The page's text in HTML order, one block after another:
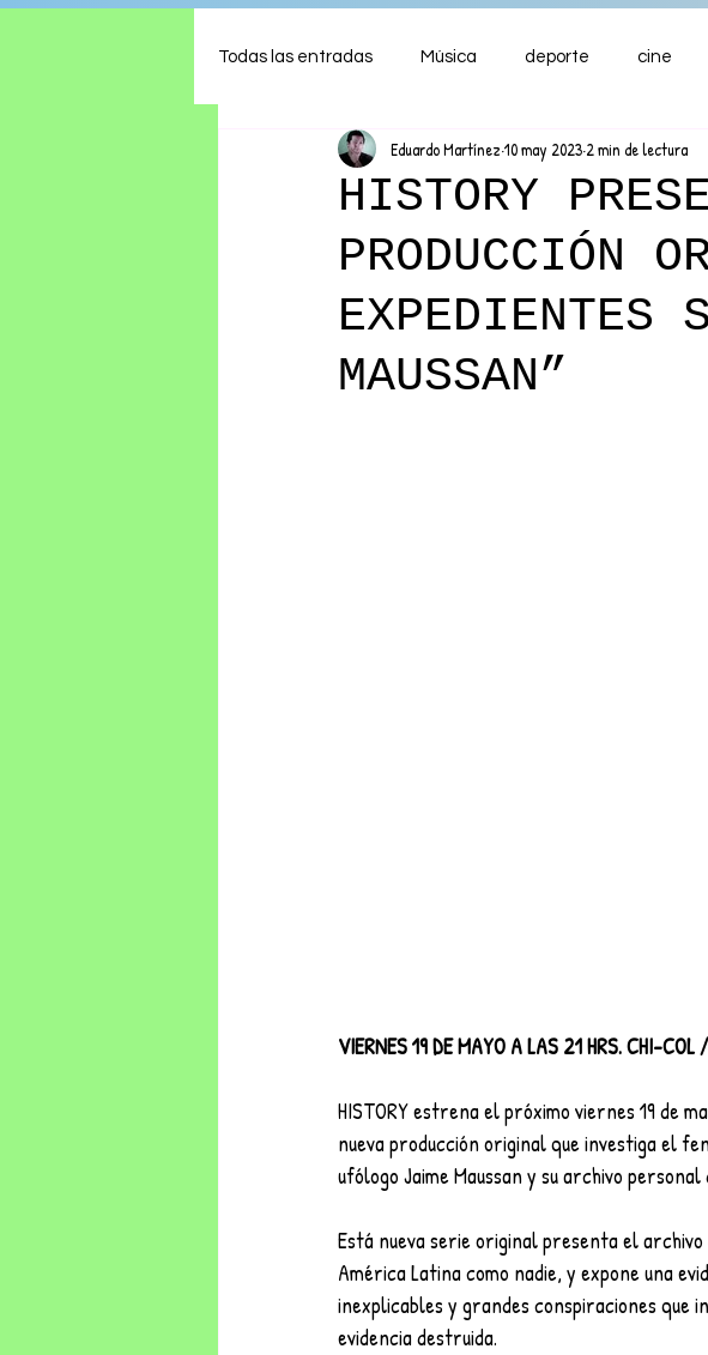
Todas las entradas Música deporte cine
Shows Comida
Ambiente Hogar Finanzas
HISTORY
PRODUCCIÓN
EXPEDIENTES
MAUSSAN”
Eduardo Martínez 10 may 2023 2 min de lectura
VIERNES 19 DE MAYO A LAS 21 HRS. CHI-
HISTORY estrena el próximo viernes 19 de
nueva producción original que investiga el
ufólogo Jaime Maussan y su archivo
Está nueva serie original presenta el archivo
América Latina como nadie, y expone una
inexplicables y grandes conspiraciones que
evidencia destruida.